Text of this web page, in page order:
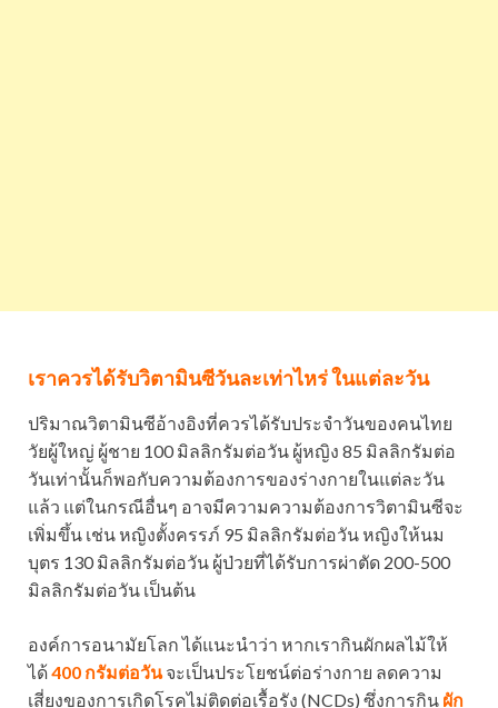
เราควรได้รับวิตามินซีวันละเท่าไหร่ ในแต่ละวัน
ปริมาณวิตามินซีอ้างอิงที่ควรได้รับประจำวันของคนไทย
วัยผู้ใหญ่ ผู้ชาย 100 มิลลิกรัมต่อวัน ผู้หญิง 85 มิลลิกรัมต่อ
วันเท่านั้นก็พอกับความต้องการของร่างกายในแต่ละวัน
แล้ว แต่ในกรณีอื่นๆ อาจมีความความต้องการวิตามินซีจะ
เพิ่มขึ้น เช่น หญิงตั้งครรภ์ 95 มิลลิกรัมต่อวัน หญิงให้นม
บุตร 130 มิลลิกรัมต่อวัน ผู้ป่วยที่ได้รับการผ่าตัด 200-500
มิลลิกรัมต่อวัน เป็นต้น
องค์การอนามัยโลก ได้แนะนำว่า หากเรากินผักผลไม้ให้
ได้400 กรัมต่อวันจะเป็นประโยชน์ต่อร่างกาย ลดความ
เสี่ยงของการเกิดโรคไม่ติดต่อเรื้อรัง (NCDs) ซึ่งการกิน ผัก